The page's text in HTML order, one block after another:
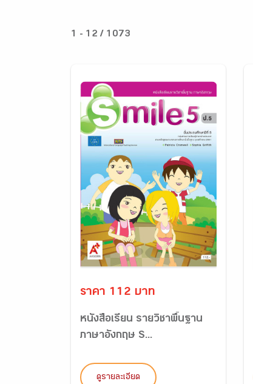
1 - 12 / 1073
ราคา 112 บาท
หนังสือเรียน รายวิชาพื้นฐาน
ภาษาอังกฤษ S...
ดูรายละเอียด